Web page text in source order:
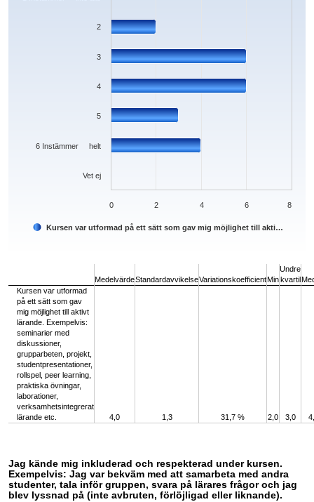
Kursen var utformad på ett sätt som gav mig möjlighet till akti…
Vet ej
6 Instämmer helt
5
4
3
2
0 2 4 6 8
MedelvärdeStandardavvikelseVariationskoefficientMin
Undre
kvartil
Kursen var utformad
på ett sätt som gav
mig möjlighet till aktivt
lärande. Exempelvis:
seminarier med
diskussioner,
grupparbeten, projekt,
studentpresentationer,
rollspel, peer learning,
praktiska övningar,
laborationer,
verksamhetsintegrerat
lärande etc.
4,0 1,3 31,7 % 2,0 3,0
Jag kände mig inkluderad och respekterad under kursen.
Exempelvis: Jag var bekväm med att samarbeta med andra
studenter, tala inför gruppen, svara på lärares frågor och jag
blev lyssnad på (inte avbruten, förlöjligad eller liknande).